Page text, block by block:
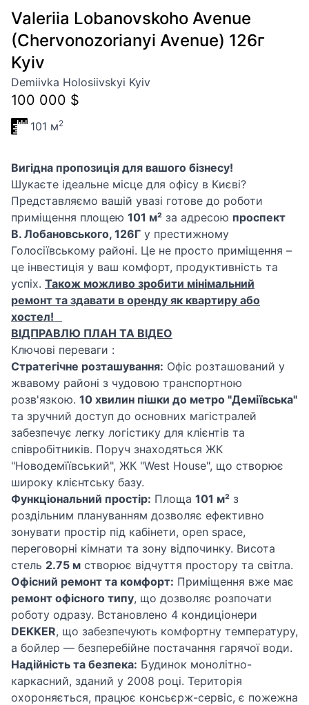
Valeriia Lobanovskoho Avenue
(Chervonozorianyi Avenue) 126г
Kyiv
Demiivka Holosiivskyi Kyiv
100 000 $
101 м2
Вигідна пропозиція для вашого бізнесу!
Шукаєте ідеальне місце для офісу в Києві?
Представляємо вашій увазі готове до роботи
приміщення площею 101 м² за адресою проспект
В. Лобановського, 126Г у престижному
Голосіївському районі. Це не просто приміщення –
це інвестиція у ваш комфорт, продуктивність та
успіх. Також можливо зробити мінімальний
ремонт та здавати в оренду як квартиру або
хостел!
ВІДПРАВЛЮ ПЛАН ТА ВІДЕО
Ключові переваги :
Стратегічне розташування: Офіс розташований у
жвавому районі з чудовою транспортною
розв'язкою. 10 хвилин пішки до метро "Деміївська"
та зручний доступ до основних магістралей
забезпечує легку логістику для клієнтів та
співробітників. Поруч знаходяться ЖК
"Новодемїївський", ЖК "West House", що створює
широку клієнтську базу.
Функціональний простір: Площа 101 м² з
роздільним плануванням дозволяє ефективно
зонувати простір під кабінети, open space,
переговорні кімнати та зону відпочинку. Висота
стель 2.75 м створює відчуття простору та світла.
Офісний ремонт та комфорт: Приміщення вже має
ремонт офісного типу, що дозволяє розпочати
роботу одразу. Встановлено 4 кондиціонери
DEKKER, що забезпечують комфортну температуру,
а бойлер — безперебійне постачання гарячої води.
Надійність та безпека: Будинок монолітно-
каркасний, зданий у 2008 році. Територія
охороняється, працює консьєрж-сервіс, є пожежна